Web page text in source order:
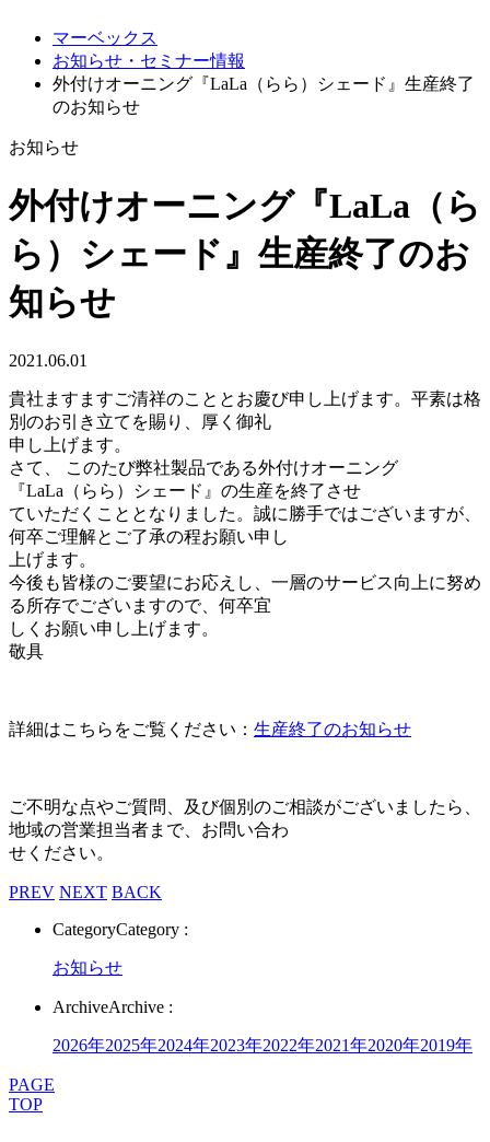
マーベックス
お知らせ・セミナー情報
外付けオーニング『LaLa（らら）シェード』生産終了
のお知らせ
お知らせ
外付けオーニング『LaLa（ら
ら）シェード』生産終了のお
知らせ
2021.06.01
貴社ますますご清祥のこととお慶び申し上げます。平素は格
別のお引き立てを賜り、厚く御礼
申し上げます。
さて、 このたび弊社製品である外付けオーニング
『LaLa（らら）シェード』の生産を終了させ
ていただくこととなりました。誠に勝手ではございますが、
何卒ご理解とご了承の程お願い申し
上げます。
今後も皆様のご要望にお応えし、一層のサービス向上に努め
る所存でございますので、何卒宜
しくお願い申し上げます。
敬具
詳細はこちらをご覧ください： 生産終了のお知らせ
ご不明な点やご質問、及び個別のご相談がございましたら、
地域の営業担当者まで、お問い合わ
せください。
PREV NEXT BACK
CategoryCategory :
お知らせ
ArchiveArchive :
2026年2025年2024年2023年2022年2021年2020年2019年
PAGE
TOP